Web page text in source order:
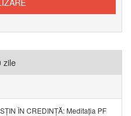
zile
ÎN CREDINȚĂ: Meditația PF